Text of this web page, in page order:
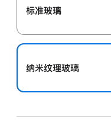
标准玻璃
纳米纹理玻璃